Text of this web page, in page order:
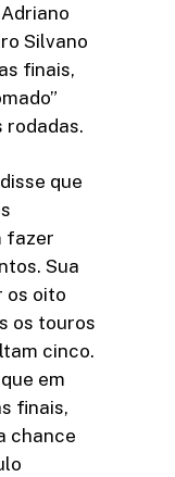
Silvano
finais,
rodadas.
que
fazer
Sua
os oito
os touros
cinco.
em
finais,
chance